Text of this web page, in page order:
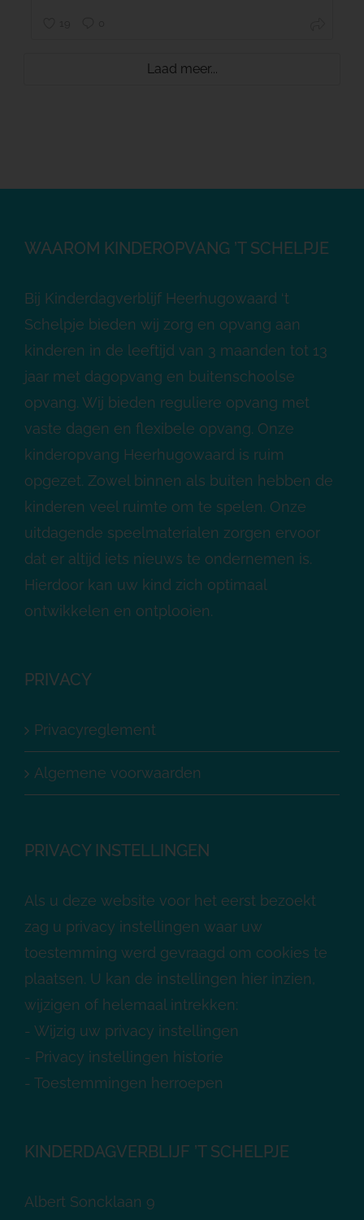
Laad meer...
WAAROM KINDEROPVANG ’T SCHELPJE
Bij Kinderdagverblijf Heerhugowaard ‘t
Schelpje bieden wij zorg en opvang aan
kinderen in de leeftijd van 3 maanden tot 13
jaar met dagopvang en buitenschoolse
opvang. Wij bieden reguliere opvang met
vaste dagen en flexibele opvang. Onze
kinderopvang Heerhugowaard is ruim
opgezet. Zowel binnen als buiten hebben de
kinderen veel ruimte om te spelen. Onze
uitdagende speelmaterialen zorgen ervoor
dat er altijd iets nieuws te ondernemen is.
Hierdoor kan uw kind zich optimaal
ontwikkelen en ontplooien.
PRIVACY
Privacyreglement
Algemene voorwaarden
PRIVACY INSTELLINGEN
Als u deze website voor het eerst bezoekt
zag u privacy instellingen waar uw
toestemming werd gevraagd om cookies te
plaatsen. U kan de instellingen hier inzien,
wijzigen of helemaal intrekken:
- Wijzig uw privacy instellingen
- Privacy instellingen historie
- Toestemmingen herroepen
KINDERDAGVERBLIJF ’T SCHELPJE
Albert Soncklaan 9